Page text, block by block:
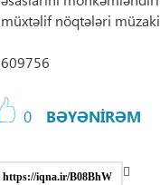
müxtəlif nöqtələri
609756
0 BƏYƏNİRƏM
https://iqna.ir/B08BhW